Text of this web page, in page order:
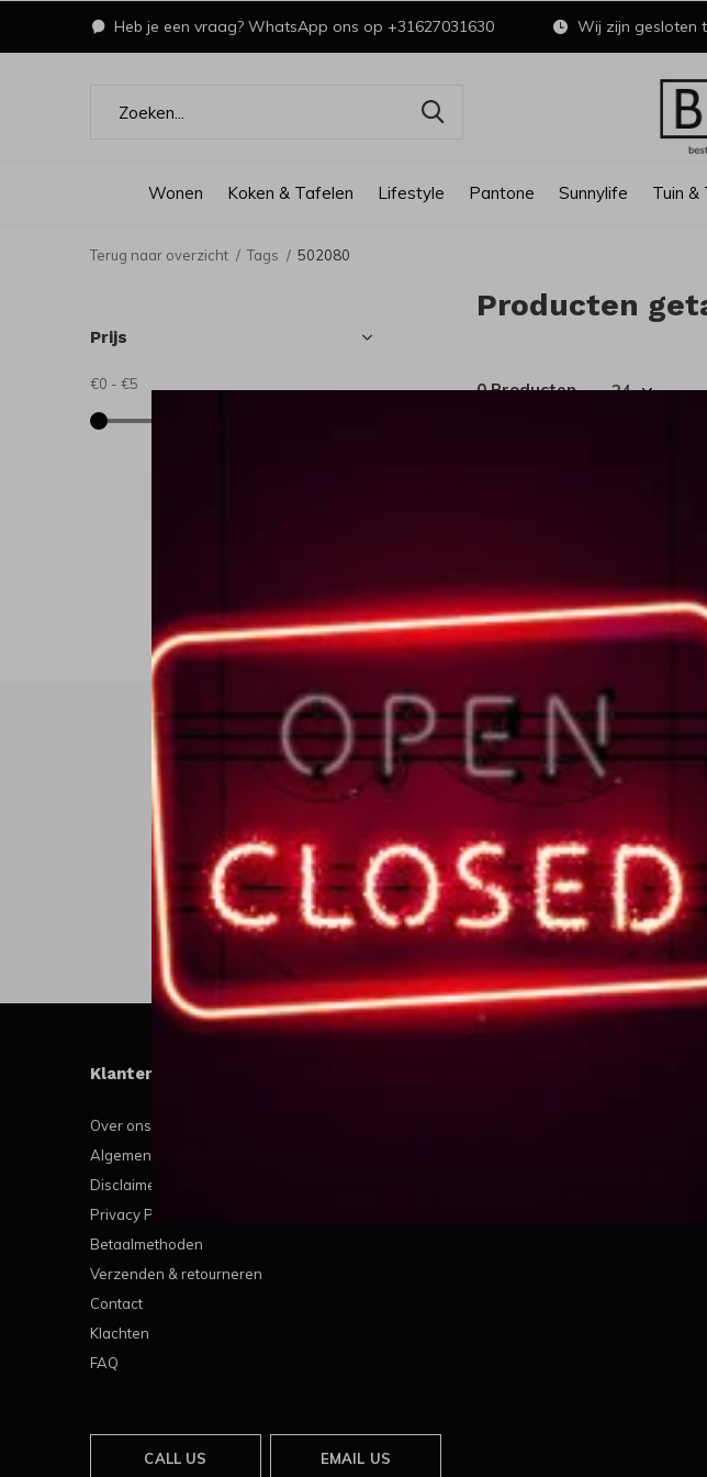
Wonen Koken & Tafelen Lifestyle Pantone Sunnylife Tuin &
Heb je een vraag? WhatsApp ons op +31627031630 Wij zijn gesloten
Terug naar overzicht Tags 502080
Producten
0 Producten
Prijs
€0 - €5
Meld je aan
Ontvang de
Klantenservice
Over ons
Algemene voorwaarden
Disclaimer
Privacy Policy
Betaalmethoden
Verzenden & retourneren
Contact
Klachten
FAQ
CALL US EMAIL US